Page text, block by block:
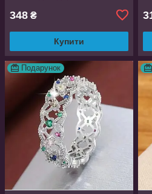
348 ₴
Купити
Подарунок